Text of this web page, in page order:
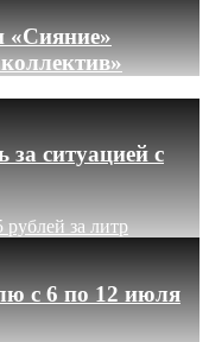
«Сияние»
ситуацией с
за литр
с 6 по 12 июля